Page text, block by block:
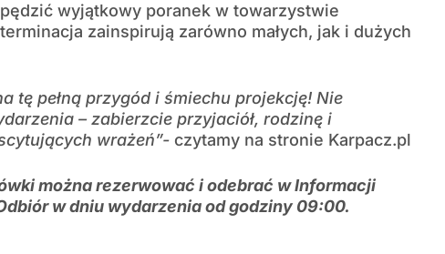
wyjątkowy poranek w towarzystwie
zainspirują zarówno małych, jak i dużych
tę pełną przygód i śmiechu projekcję! Nie
– zabierzcie przyjaciół, rodzinę i
wrażeń”- czytamy na stronie Karpacz.pl
można rezerwować i odebrać w Informacji
w dniu wydarzenia od godziny 09:00.